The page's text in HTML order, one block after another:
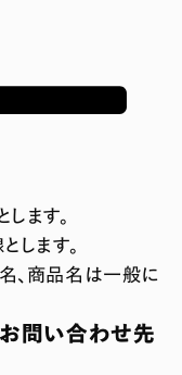
ます。
します。
、商品名は一般に
問い合わせ先